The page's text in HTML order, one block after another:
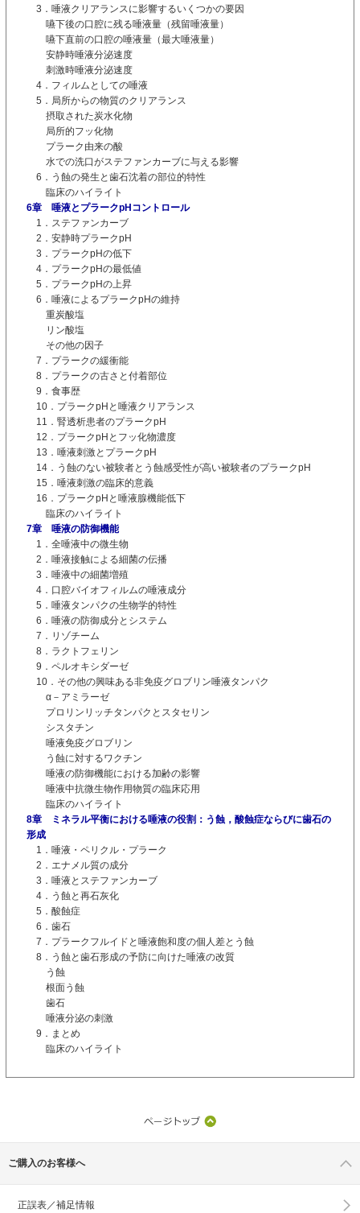
3．唾液クリアランスに影響するいくつかの要因
嚥下後の口腔に残る唾液量（残留唾液量）
嚥下直前の口腔の唾液量（最大唾液量）
安静時唾液分泌速度
刺激時唾液分泌速度
4．フィルムとしての唾液
5．局所からの物質のクリアランス
摂取された炭水化物
局所的フッ化物
プラーク由来の酸
水での洗口がステファンカーブに与える影響
6．う蝕の発生と歯石沈着の部位的特性
臨床のハイライト
6章 唾液とプラークpHコントロール
1．ステファンカーブ
2．安静時プラークpH
3．プラークpHの低下
4．プラークpHの最低値
5．プラークpHの上昇
6．唾液によるプラークpHの維持
重炭酸塩
リン酸塩
その他の因子
7．プラークの緩衝能
8．プラークの古さと付着部位
9．食事歴
10．プラークpHと唾液クリアランス
11．腎透析患者のプラークpH
12．プラークpHとフッ化物濃度
13．唾液刺激とプラークpH
14．う蝕のない被験者とう蝕感受性が高い被験者のプラークpH
15．唾液刺激の臨床的意義
16．プラークpHと唾液腺機能低下
臨床のハイライト
7章 唾液の防御機能
1．全唾液中の微生物
2．唾液接触による細菌の伝播
3．唾液中の細菌増殖
4．口腔バイオフィルムの唾液成分
5．唾液タンパクの生物学的特性
6．唾液の防御成分とシステム
7．リゾチーム
8．ラクトフェリン
9．ペルオキシダーゼ
10．その他の興味ある非免疫グロブリン唾液タンパク
α－アミラーゼ
プロリンリッチタンパクとスタセリン
シスタチン
唾液免疫グロブリン
う蝕に対するワクチン
唾液の防御機能における加齢の影響
唾液中抗微生物作用物質の臨床応用
臨床のハイライト
8章 ミネラル平衡における唾液の役割：う蝕，酸蝕症ならびに歯石の
形成
1．唾液・ペリクル・プラーク
2．エナメル質の成分
3．唾液とステファンカーブ
4．う蝕と再石灰化
5．酸蝕症
6．歯石
7．プラークフルイドと唾液飽和度の個人差とう蝕
8．う蝕と歯石形成の予防に向けた唾液の改質
う蝕
根面う蝕
歯石
唾液分泌の刺激
9．まとめ
臨床のハイライト
ご購入のお客様へ
正誤表／補足情報